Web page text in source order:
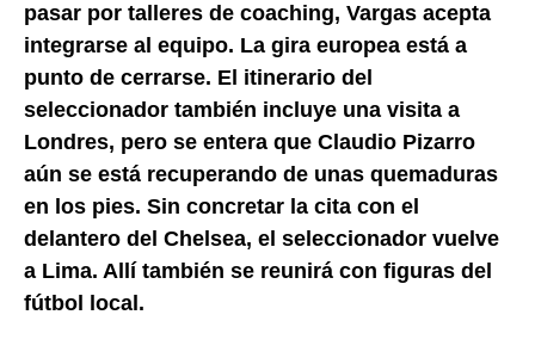
pasar por talleres de coaching, Vargas acepta
integrarse al equipo. La gira europea está a
punto de cerrarse. El itinerario del
seleccionador también incluye una visita a
Londres, pero se entera que Claudio Pizarro
aún se está recuperando de unas quemaduras
en los pies. Sin concretar la cita con el
delantero del Chelsea, el seleccionador vuelve
a Lima. Allí también se reunirá con figuras del
fútbol local.